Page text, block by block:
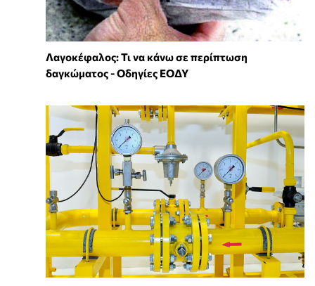
Λαγοκέφαλος: Τι να κάνω σε περίπτωση
δαγκώματος - Οδηγίες ΕΟΔΥ